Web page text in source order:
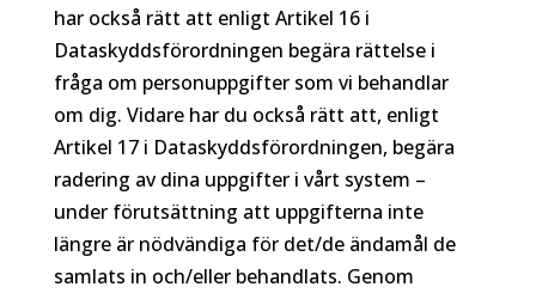
har också rätt att enligt Artikel 16 i
Dataskyddsförordningen begära rättelse i
fråga om personuppgifter som vi behandlar
om dig. Vidare har du också rätt att, enligt
Artikel 17 i Dataskyddsförordningen, begära
radering av dina uppgifter i vårt system –
under förutsättning att uppgifterna inte
längre är nödvändiga för det/de ändamål de
samlats in och/eller behandlats. Genom